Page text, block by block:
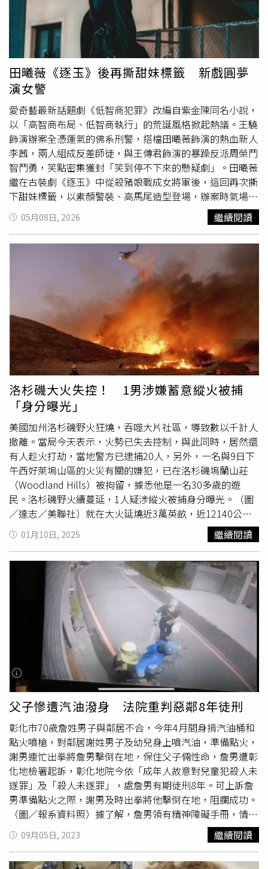
曝光後，立刻引發討論。雖然經紀人強調，測試期間均有做
好安全措施，但轄區臺北市政府警察局士林分局認為，影片
中的噴火裝置射程與威力，已明顯超過一般娛樂用途，因此
懷疑涉及公共危險及槍砲相關罪嫌，並報請地檢署指揮偵
辦。檢方認為有進一步調查必要後，迅速核發拘票。警方於
16日清晨6時許前往孫安佐位於北投的住家執行搜索與拘提
行動。據悉，當時其父母孫鵬與狄鶯皆在場配合搜索，警方
並於屋內查扣疑似 噴火器等相關物品。此外，警方也同步追
查是否還有其他涉案人員，並持續釐清裝置來源、製作過程
及實際威力。目前孫安佐已被帶回士林分局偵訊，全案仍待
檢警進一步調查，不排除後續向法院聲請羈押。 在
Instagram 查看這則貼文 從 Instagram 分享的貼文
田曦薇《逐玉》後再撕甜妹標籤 新戲圓夢
演女警
愛奇藝最新話題劇《低智商犯罪》改編自紫金陳同名小說，
以「高智商布局、低智商執行」的荒誕風格掀起熱議。王驍
飾演辦案全憑運氣的佛系刑警，搭檔田曦薇飾演的熱血新人
李茜，兩人組成反差師徒，與王傳君飾演的暴躁反派周榮鬥
智鬥勇，笑點密集獲封「笑到停不下來的懸疑劇」。田曦薇
繼在古裝劇《逐玉》中從殺豬娘戰成女將軍後，這回再次撕
下甜妹標籤，以素顏警裝、高馬尾造型登場，辦案時氣場全
開，動作戲也親自上陣，拿
擊退歹徒等橋段讓觀眾印
象深刻。田曦薇也在直播活動中透露，接演李茜其實圓了自
己一直很想演女警的夢；回憶得知是要與王驍合作，激動到
連喊三聲「我去我去我去！」率真反應讓王驍忍不住嘴角上
揚。開播當天正是王驍生日，直播活動上，田曦薇特別穿上
粉色草莓蛋糕造型服裝現身慶生，與眾演員合唱生日快樂
歌，讓壽星王驍又驚又喜。此外，田曦薇拍戲空檔常會帶小
零食與劇組同事分享，小果子、糖果樣樣沒少。王驍分享，
自己隨口誇了一句酸糖好吃，隔天竟在化妝間發現田曦薇特
意留了一包，讓他大呼暖心。《低智商犯罪》故事描述多年
退居二線的警察張一昂，因一封匿名舉報信與熱血女警李茜
同赴三江口調查案件，意外揭開連環命案真相，並鎖定富商
周榮背後的犯罪集團。隨著案件越查越深，一群不按牌理出
牌的笨賊也意外捲入其中，在荒謬又失控的追查過程裡，張
一昂逐步揭開當年刑警隊長被害的真相。整部劇融合懸疑、
黑色幽默與群像喜劇元素，以另類風格掀起追劇熱潮。《低
智商犯罪》愛奇藝國際版現正熱播中。
05月08日, 2026 繼續閱讀
洛杉磯大火失控！ 1男涉嫌蓄意縱火被捕
「身分曝光」
美國加州洛杉磯野火狂燒，吞噬大片社區，導致數以千計人
撤離。當局今天表示，火勢已失去控制，與此同時，居然還
有人趁火打劫，當地警方已逮捕20人，另外，一名與9日下
午西好萊塢山區的火災有關的嫌犯，已在洛杉磯塢蘭山莊
（Woodland Hills）被拘留，據悉他是一名30多歲的遊
民。洛杉磯野火續蔓延，1人疑涉縱火被捕身分曝光。（圖
／達志／美聯社）就在大火延燒近3萬英畝，近12140公頃
幾天後，又分別發生5起火災，造成嚴重破壞，約有18萬名
加州民眾已接獲重大火災的疏散令，其中包括洛杉磯西部的
斷崖大火（Palisades Fire）、巴沙迪納（Pasadena）北部
的伊頓大火（Eaton Fire），還有好萊塢山莊（Hollywood
Hills）的日落大火（Sunset Fire）。洛杉磯野火續蔓延，1
人疑涉縱火被捕身分曝光。（圖／達志／美聯社）未料，9
日下午又爆出新的「肯尼斯野火」（KennethFire），只不
過就在野火災區附近，一名30多歲男街友當日晚間被捕。根
據《NewsNation 》的記者恩丁（Brian Entin）在社群平台
上發文，洛杉磯警局在火災事發地點勝利步道
（VictoryTrailhead）展開調查，而當地正被當作犯罪現場
處理。另據警方接獲的通報，當時有一名男子試圖縱火，發
現這狀況的居民立刻上前將他制伏，直到警方到場。洛杉磯
野火續蔓延，1人疑涉縱火被捕身分曝光。（圖／達志／美
聯社）據目擊者格林許潘（Renata Grinshpun）表示，這名
男子手上拿著看起來像是噴火器的東西，企圖在車輛後方縱
火。不過洛杉磯警方尚未確認該名男子是否對野火爆發負有
責任或是與此有關。洛杉磯警局高階警官丁斯（Sean
Dinse）則指出，現階段仍不清楚火災是如何發生，但朝犯
罪事件的方向進行調查。外傳這名男子是一名街友，年齡30
多歲。根據《紐約郵報、KTLA》美媒等報導，肯尼斯野火9
日下午大約2時30分左右首度被通報，到了當晚9時，延燒
面積已超過 800英畝，近324公頃，並持續在文杜拉郡
（VenturaCounty）肆虐。洛杉磯野火續蔓延，1人疑涉縱
01月10日, 2025 繼續閱讀
父子慘遭汽油潑身 法院重判惡鄰8年徒刑
彰化市70歲詹姓男子與鄰居不合，今年4月間身揹汽油桶和
點火噴槍，對鄰居謝姓男子及幼兒身上噴汽油，準備點火，
謝男連忙出拳將詹男擊倒在地，保住父子倆性命，詹男遭彰
化地檢署起訴，彰化地院今依「成年人故意對兒童犯殺人未
遂罪」及「殺人未遂罪」，處詹男有期徒刑8年。可上訴詹
男準備點火之際，謝男及時出拳將他擊倒在地，阻攔成功。
（圖／報系資料照）據了解，詹男領有精神障礙手冊，情緒
不穩定，長期與謝男因停車、養寵物等問題發生糾紛，詹男
4月17日先去賣場買了一組
及空桶，再去加油站買了
09月05日, 2023 繼續閱讀